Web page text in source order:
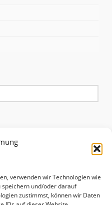
verwenden wir Technologien wie
und/oder darauf
zustimmst, können wir Daten